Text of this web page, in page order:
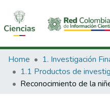
Communities & Collections
All of DSpace
Home